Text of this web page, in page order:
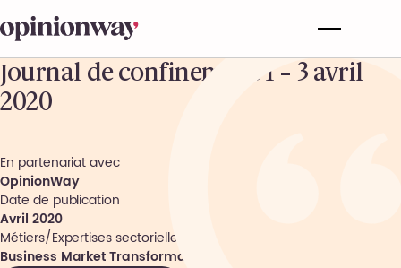
Journal de confinement 1 – 3 avril
2020
En partenariat avec
OpinionWay
Date de publication
Avril 2020
Métiers/Expertises sectorielles
Business Market Transformation